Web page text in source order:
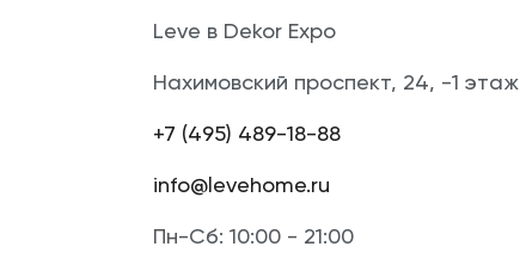
Leve в Dekor Expo
Нахимовский проспект, 24, -1 этаж
+7 (495) 489-18-88
info@levehome.ru
Пн-Сб: 10:00 - 21:00